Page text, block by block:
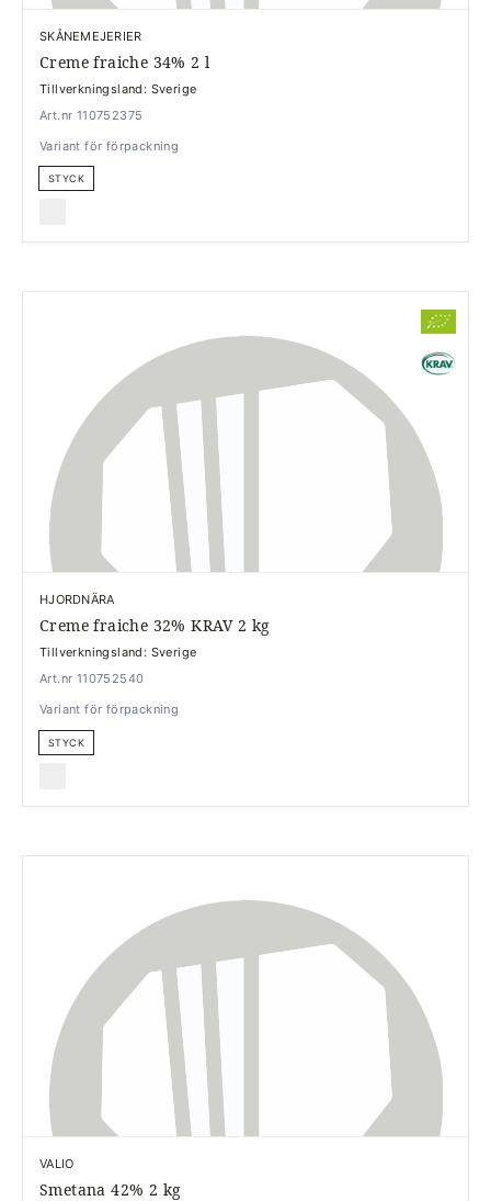
SKÅNEMEJERIER
Creme fraiche 34% 2 l
Tillverkningsland: Sverige
Art.nr 110752375
Variant för förpackning
STYCK
HJORDNÄRA
Creme fraiche 32% KRAV 2 kg
Tillverkningsland: Sverige
Art.nr 110752540
Variant för förpackning
STYCK
VALIO
Smetana 42% 2 kg